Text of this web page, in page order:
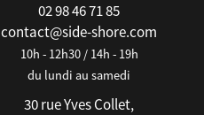
02 98 46 71 85
contact@side-shore.com
10h - 12h30 / 14h - 19h
du lundi au samedi
30 rue Yves Collet,